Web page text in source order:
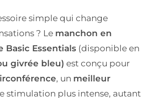
simple qui change
? Le manchon en
Basic Essentials (disponible en
givrée bleu) est conçu pour
, un meilleur
stimulation plus intense, autant